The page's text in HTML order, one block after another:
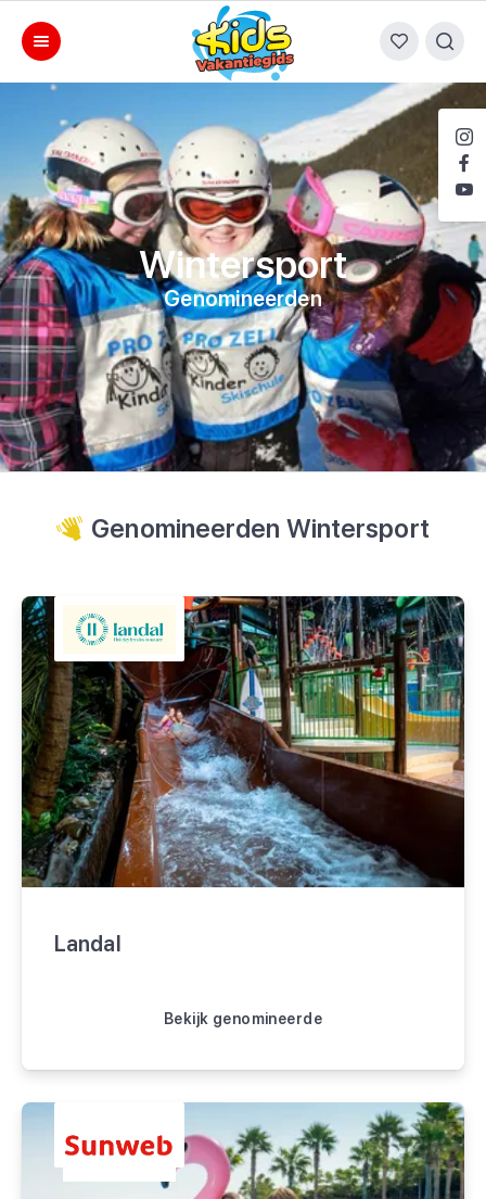
Wintersport
Genomineerden
Genomineerden Wintersport
Landal
Bekijk genomineerde